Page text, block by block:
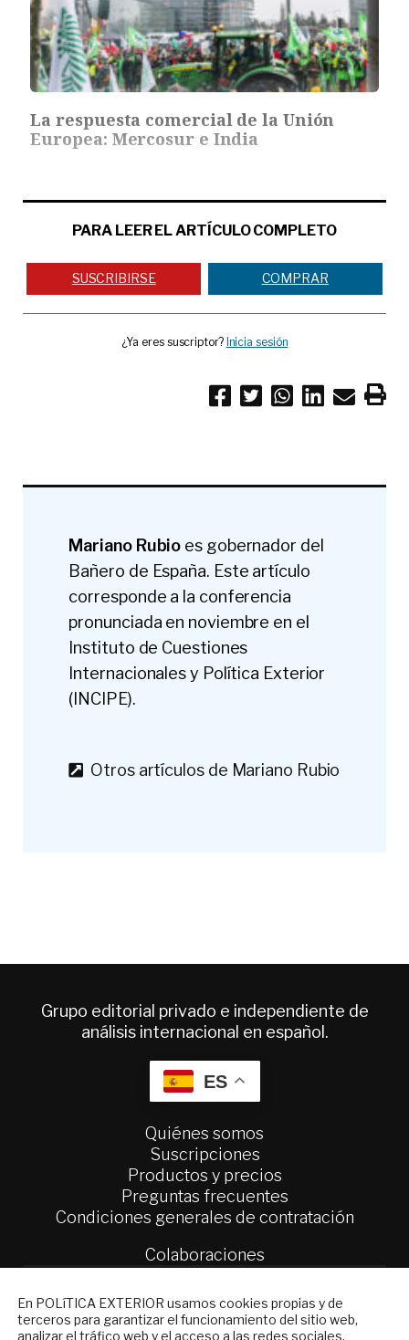
La respuesta comercial de la Unión
Europea: Mercosur e India
PARA LEER EL ARTÍCULO COMPLETO
SUSCRIBIRSE COMPRAR
¿Ya eres suscriptor? Inicia sesión
Mariano Rubio es gobernador del
Bañero de España. Este artículo
corresponde a la conferencia
pronunciada en noviembre en el
Instituto de Cuestiones
Internacionales y Política Exterior
(INCIPE).
Otros artículos de Mariano Rubio
Grupo editorial privado e independiente de
análisis internacional en español.
ES
Quiénes somos
Suscripciones
Productos y precios
Preguntas frecuentes
Condiciones generales de contratación
Colaboraciones
Contacto
Política Exterior
En POLíTICA EXTERIOR usamos cookies propias y de
terceros para garantizar el funcionamiento del sitio web,
analizar el tráfico web y el acceso a las redes sociales.
NEWSLETTER
Suscríbase a nuestro boletín electrónico y